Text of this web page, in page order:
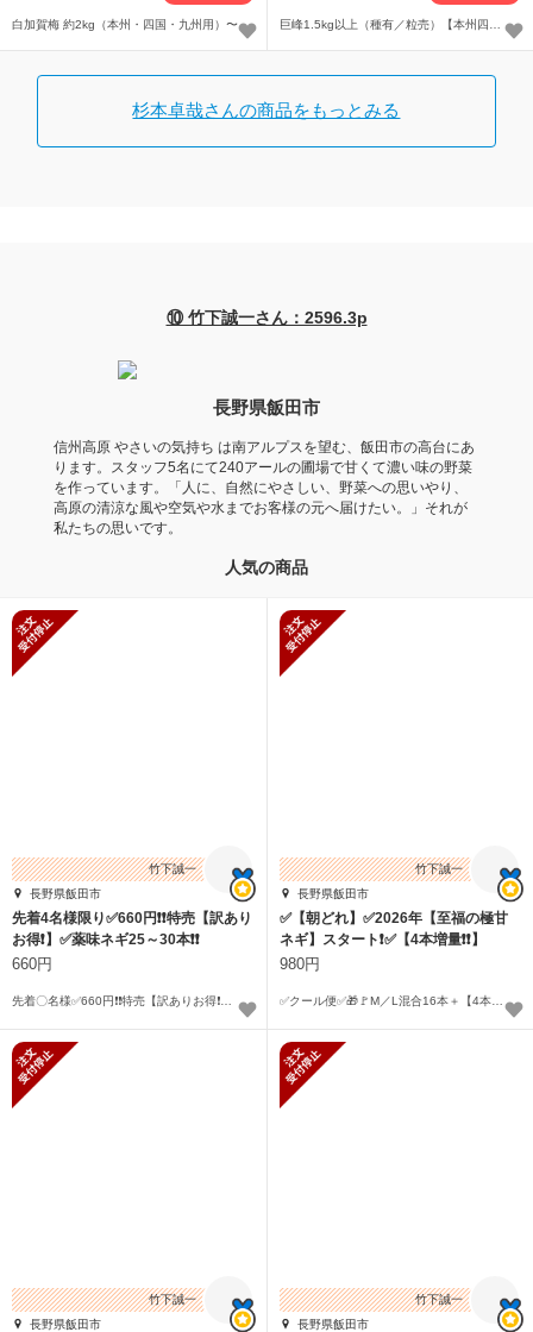
白加賀梅 約2kg（本州・四国・九州用）〜
杉本卓哉さんの商品をもっとみる
⑩ 竹下誠一さん：2596.3p
長野県飯田市
信州高原 やさいの気持ち は南アルプスを望む、飯田市の高台にあ
ります。スタッフ5名にて240アールの圃場で甘くて濃い味の野菜
を作っています。「人に、自然にやさしい、野菜への思いやり、
高原の清涼な風や空気や水までお客様の元へ届けたい。」それが
私たちの思いです。
人気の商品
竹下誠一
長野県飯田市
先着4名様限り✅660円❗❗特売【訳あり
お得❗】✅薬味ネギ25～30本❗❗
660円
竹下誠一
長野県飯田市
✅【朝どれ】✅2026年【至福の極甘
ネギ】スタート❗️✅【4本増量❗️❗️】
980円
✅クール便✅🎁🚩M／L混合16本＋【4本増量❗❗】合計20本❗🌿
竹下誠一
長野県飯田市
竹下誠一
長野県飯田市